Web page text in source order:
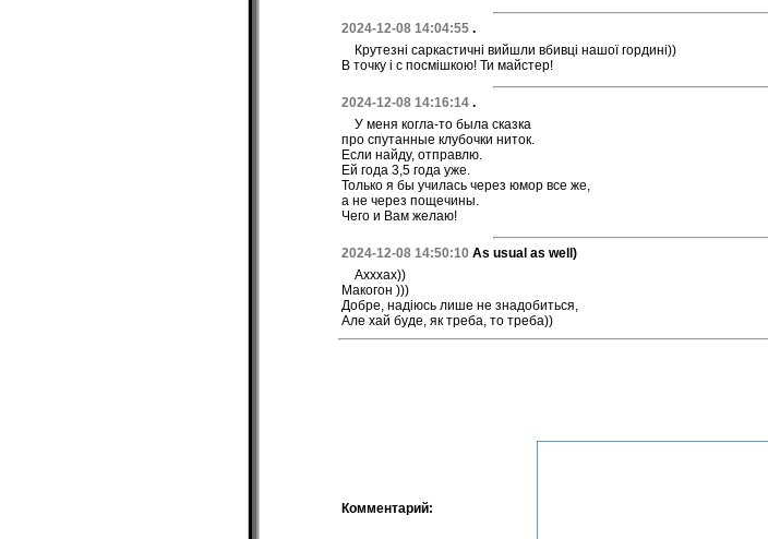
2024-12-08 14:04:55 .
Крутезні саркастичні вийшли вбивці нашої гордині))
В точку і с посмішкою! Ти майстер!
2024-12-08 14:16:14 .
У меня когла-то была сказка
про спутанные клубочки ниток.
Если найду, отправлю.
Ей года 3,5 года уже.
Только я бы училась через юмор все же,
а не через пощечины.
Чего и Вам желаю!
2024-12-08 14:50:10 As usual as well)
Ахххах))
Макогон )))
Добре, надіюсь лише не знадобиться,
Але хай буде, як треба, то треба))
Комментарий: